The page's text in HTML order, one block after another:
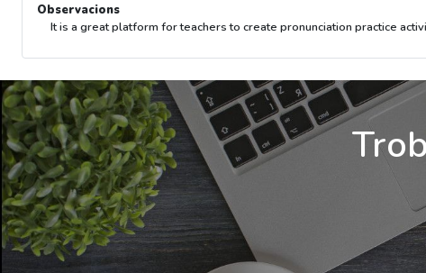
Observacions
It is a great platform for teachers to create pronunciation practice